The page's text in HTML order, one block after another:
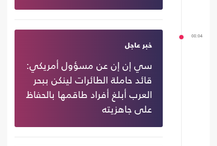
08:04
خبر عاجل
سي إن إن عن مسؤول أمريكي:
قائد حاملة الطائرات لينكن ببحر
العرب أبلغ أفراد طاقمها بالحفاظ
على جاهزيته